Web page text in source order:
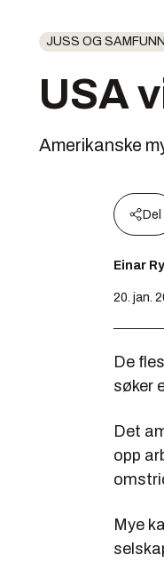
JUSS OG SAMFUNN
USA
Amerikanske
Del
Einar
20. jan.
De
søker
Det
opp
Mye